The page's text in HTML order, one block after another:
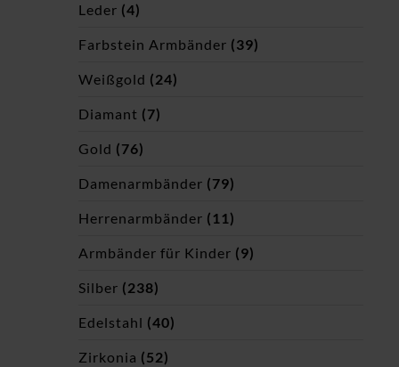
Leder (4)
Farbstein Armbänder (39)
Weißgold (24)
Diamant (7)
Gold (76)
Damenarmbänder (79)
Herrenarmbänder (11)
Armbänder für Kinder (9)
Silber (238)
Edelstahl (40)
Zirkonia (52)